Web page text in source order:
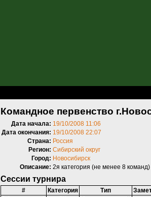
Командное первенство
Дата начала: 19/10/2008 11:06
Дата окончания: 19/10/2008 22:07
Страна: Россия
Регион: Сибирский округ
Город: Новосибирск
Описание: 2я категория (не менее 8 команд)
Сессии турнира
# Категория Тип